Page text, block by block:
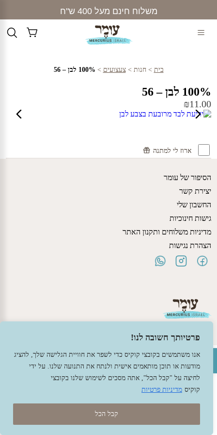
פתח סרגל נגישות
פרטיותך חשובה לנו!
אנו משתמשים בקובצי קוקיס כדי לשפר את חוויית הגלישה שלך, להציג
מודעות או תוכן מותאמים אישית ולנתח את התנועה שלנו. על ידי
לחיצה על "קבל הכל", אתה מסכים לשימוש שלנו בקובצי
קוקיס מדיניות פרטיות
קבל הכל
content
משלוח חינם מעל 400 ש"ח
בית >חנות >צעצועים > 100% לבן – 56
100% לבן – 56
₪11.00
ארוז לי למתנה
הסיפור של עומר
יצירת קשר
החשבון שלי
גישות חינוכיות
מדיניות משלוחים ותקנון האתר
הצהרת נגישות
עיצוב -גל פלג , בניה -שמרת דיגיטל - מומחה מחשוב ואינטרנט